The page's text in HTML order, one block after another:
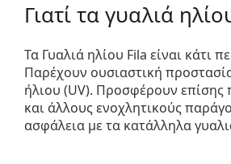
Γιατί τα γυαλιά
Τα Γυαλιά ηλίου Fila είναι κάτι
Παρέχουν ουσιαστική
ήλιου (UV). Προσφέρουν
και άλλους ενοχλητικούς
ασφάλεια με τα κατάλληλα